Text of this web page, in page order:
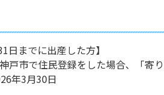
日までに出産した方】
戸市で住民登録をした場合、「寄
年3月30日